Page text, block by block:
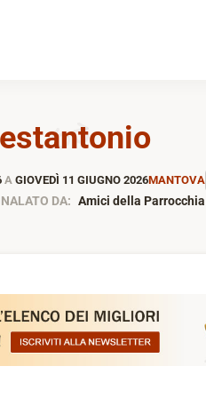
AGIOVEDÌ 11 GIUGNO 2026MANTOVA
DA: Amici della Parrocchia